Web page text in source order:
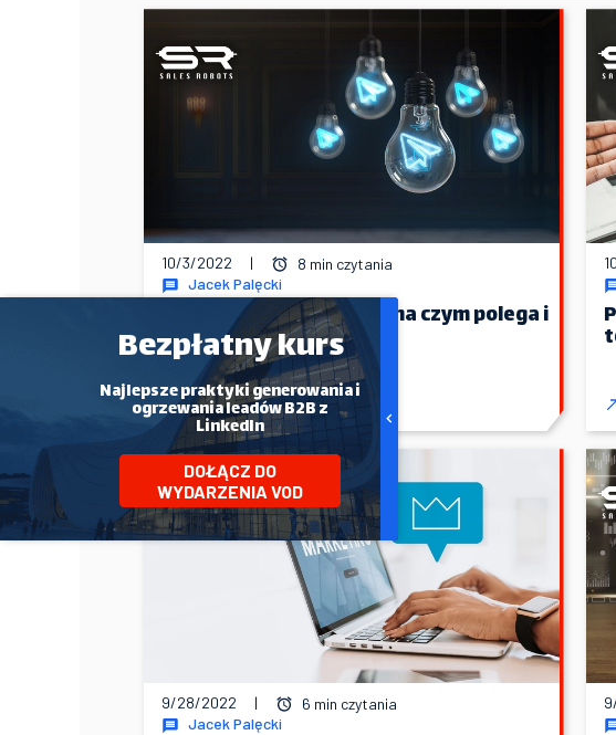
Jacek Palęcki
10/3/2022 | 8 min czytania
Prowadzenie fanpage – na czym polega i
ile kosztuje?
WIĘCEJ
Jacek Palęcki
9/28/2022 | 6 min czytania
Bezpłatny kurs
Najlepsze praktyki generowania i
ogrzewania leadów B2B z
LinkedIn
DOŁĄCZ DO
WYDARZENIA VOD